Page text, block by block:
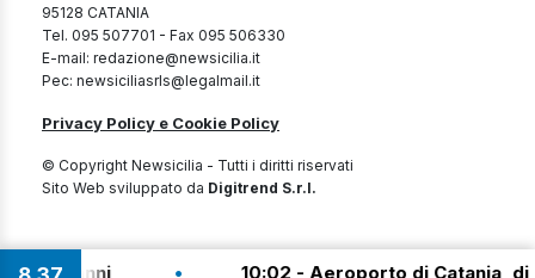
95128 CATANIA
Tel. 095 507701 - Fax 095 506330
E-mail: redazione@newsicilia.it
Pec: newsiciliasrls@legalmail.it
Privacy Policy e Cookie Policy
© Copyright Newsicilia - Tutti i diritti riservati
Sito Web sviluppato da Digitrend S.r.l.
a 19 anni 10:02 - Aeroporto di Catania, di